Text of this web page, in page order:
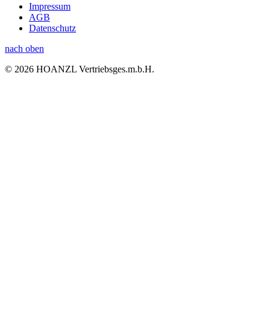
Impressum
AGB
Datenschutz
nach oben
© 2026 HOANZL Vertriebsges.m.b.H.